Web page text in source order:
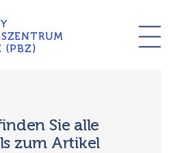
(PBZ)
Sie alle
zum Artikel